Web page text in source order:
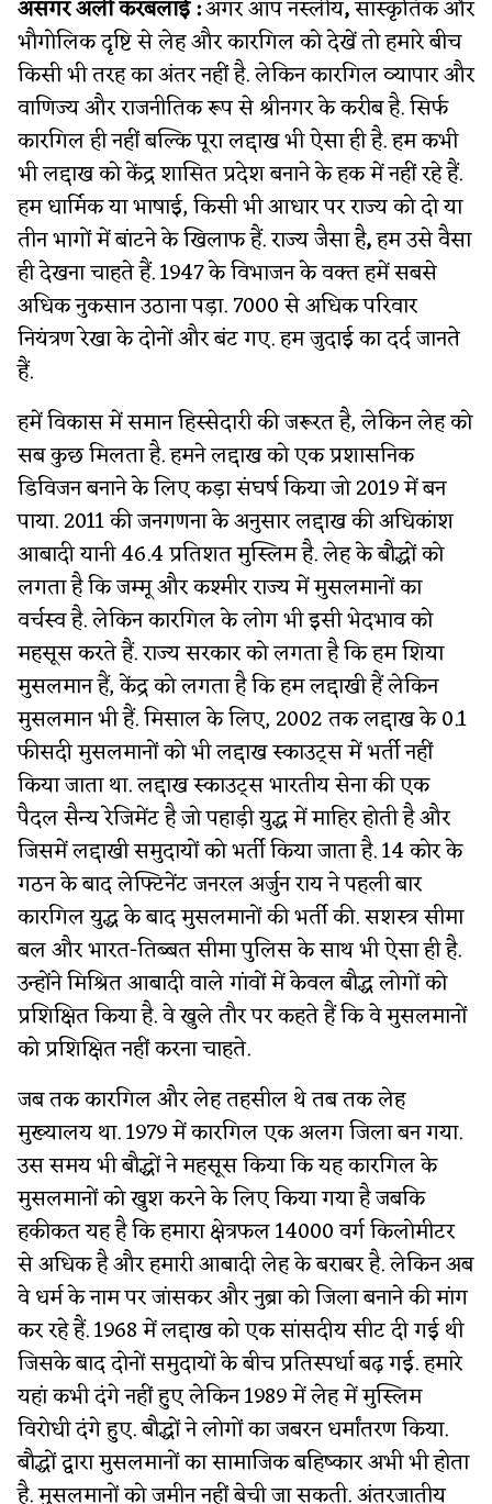
असगर अली करबलाई :अगर आप नस्लीय,सांस्कृतिक और
भौगोलिक दृष्टि से लेह और कारगिल को देखेंतो हमारे बीच
किसी भी तरह का अंतर नहीं है. लेकिन कारगिल व्यापार और
वाणिज्य और राजनीतिक रूप से श्रीनगर के करीब है. सिर्फ
कारगिल ही नहींबल्कि पूरा लद्दाख भी ऐसा ही है. हम कभी
भी लद्दाख को केंद्र शासित प्रदेश बनाने के हक में नहीं रहे हैं.
हम धार्मिकया भाषाई, किसी भी आधार परराज्य को दो या
तीन भागों में बांटने के खिलाफ हैं. राज्य जैसा है,हम उसे वैसा
ही देखना चाहते हैं. 1947 के विभाजन के वक्त हमें सबसे
अधिक नुकसान उठाना पड़ा. 7000 से अधिक परिवार
नियंत्रण रेखा के दोनों और बंट गए. हम जुदाई का दर्द जानते
हैं.
हमें विकास में समान हिस्सेदारी की जरूरत है, लेकिन लेह को
सब कुछ मिलता है. हमने लद्दाख को एक प्रशासनिक
डिविजन बनाने के लिए कड़ा संघर्ष किया जो 2019 में बन
पाया. 2011 की जनगणना के अनुसार लद्दाख की अधिकांश
आबादी यानी 46.4 प्रतिशत मुस्लिम है. लेह के बौद्धों को
लगता है कि जम्मू और कश्मीर राज्य में मुसलमानों का
वर्चस्व है. लेकिन कारगिल के लोग भी इसी भेदभाव को
महसूस करते हैं. राज्य सरकार को लगता है कि हम शिया
मुसलमान हैं, केंद्र को लगता है कि हम लद्दाखी हैं लेकिन
मुसलमान भी हैं. मिसाल के लिए, 2002 तक लद्दाख के 0.1
फीसदी मुसलमानों को भी लद्दाख स्काउट्स में भर्ती नहीं
किया जाता था. लद्दाख स्काउट्स भारतीय सेना की एक
पैदल सैन्य रेजिमेंट है जो पहाड़ी युद्ध में माहिर होती है ​और
जिसमें लद्दाखी समुदायों को भर्ती किया जाता है. 14 कोर के
गठन के बाद लेफ्टिनेंट जनरल अर्जुन राय ने पहली बार
कारगिल युद्ध के बाद मुसलमानों की भर्ती की. सशस्त्र सीमा
बल और भारत-तिब्बत सीमा पुलिस के साथ भी ऐसा ही है.
उन्होंने मिश्रित आबादी वाले गांवों में केवल बौद्ध लोगों को
प्रशिक्षित किया है. वे खुले तौर पर कहते हैं कि वे मुसलमानों
को प्रशिक्षित नहीं करना चाहते.
जब तक कारगिल और लेह तहसील थे तब तक लेह
मुख्यालय था. 1979 में कारगिल एक अलग जिला बन गया.
उस समय भी बौद्धों ने महसूस किया कि यह कारगिल के
मुसलमानों को खुश करने के लिए किया गया है जबकि
हकीकत यह है कि हमारा क्षेत्रफल 14000 वर्ग किलोमीटर
से अधिक है और हमारी आबादी लेह के बराबर है. लेकिन अब
वे धर्म के नाम पर जांसकर और नुब्रा को जिला बनाने की मांग
कर रहे हैं. 1968 में लद्दाख को एक सांसदीय सीट दी गई थी
जिसके बाद दोनों समुदायों के बीच प्रतिस्पर्धा बढ़ गई. हमारे
यहां कभी दंगे नहीं हुए लेकिन 1989 में लेह में मुस्लिम
विरोधी दंगे हुए. बौद्धों ने लोगों का जबरन धर्मांतरण किया.
बौद्धों द्वारा मुसलमानों का सामाजिक बहिष्कार अभी भी होता